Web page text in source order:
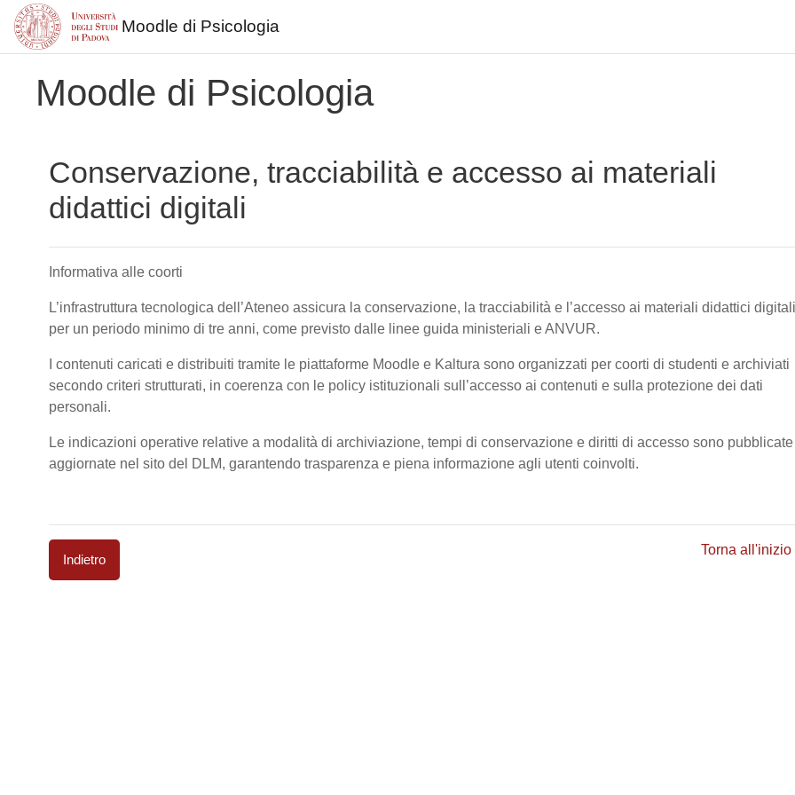
Moodle di Psicologia
Moodle di Psicologia
Conservazione, tracciabilità e accesso ai materiali
didattici digitali
Informativa alle coorti
L’infrastruttura tecnologica dell’Ateneo assicura la conservazione, la tracciabilità e l’accesso ai materiali didattici digitali
per un periodo minimo di tre anni, come previsto dalle linee guida ministeriali e ANVUR.
I contenuti caricati e distribuiti tramite le piattaforme Moodle e Kaltura sono organizzati per coorti di studenti e archiviati
secondo criteri strutturati, in coerenza con le policy istituzionali sull’accesso ai contenuti e sulla protezione dei dati
personali.
Le indicazioni operative relative a modalità di archiviazione, tempi di conservazione e diritti di accesso sono
aggiornate nel sito del DLM, garantendo trasparenza e piena informazione agli utenti coinvolti.
Indietro
Torna all'inizio